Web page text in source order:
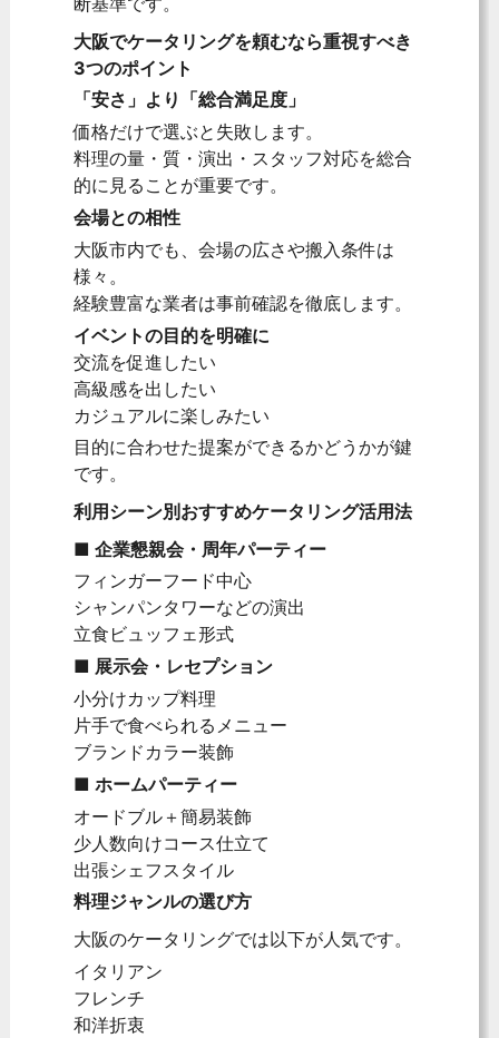
大阪でケータリングを頼むなら重視すべき
3つのポイント
「安さ」より「総合満足度」
価格だけで選ぶと失敗します。
料理の量・質・演出・スタッフ対応を総合
的に見ることが重要です。
会場との相性
大阪市内でも、会場の広さや搬入条件は
様々。
経験豊富な業者は事前確認を徹底します。
イベントの目的を明確に
交流を促進したい
高級感を出したい
カジュアルに楽しみたい
目的に合わせた提案ができるかどうかが鍵
です。
利用シーン別おすすめケータリング活用法
■ 企業懇親会・周年パーティー
フィンガーフード中心
シャンパンタワーなどの演出
立食ビュッフェ形式
■ 展示会・レセプション
小分けカップ料理
片手で食べられるメニュー
ブランドカラー装飾
■ ホームパーティー
オードブル＋簡易装飾
少人数向けコース仕立て
出張シェフスタイル
料理ジャンルの選び方
大阪のケータリングでは以下が人気です。
イタリアン
フレンチ
和洋折衷